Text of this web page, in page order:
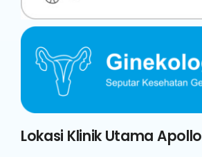
Lokasi Klinik Utama Apollo